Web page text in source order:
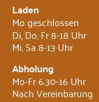
Laden
Mo geschlossen
Di, Do, Fr 8-18 Uhr
Mi, Sa 8-13 Uhr
Abholung
Mo-Fr 6.30-16 Uhr
Nach Vereinbarung